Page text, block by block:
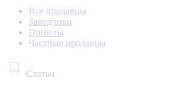
Все продавцы
Заводчики
Приюты
Частные продавцы
Статьи